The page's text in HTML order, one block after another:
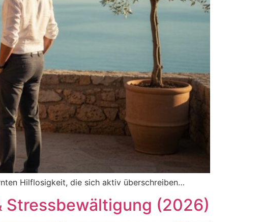
Hilflosigkeit, die sich aktiv überschreiben…
Stressbewältigung (2026)